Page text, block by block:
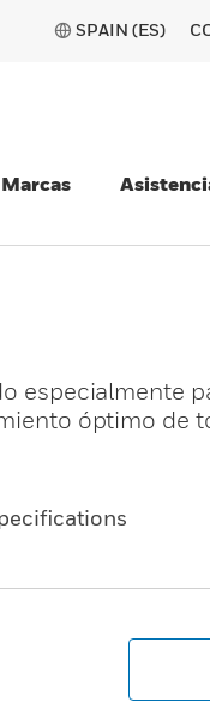
SPAIN (ES)
Marcas
especialmente
óptimo de